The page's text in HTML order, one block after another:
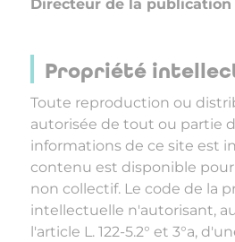
Directeur de la publication
Propriété
Toute reproduction ou
autorisée de tout ou partie
informations de ce site est
contenu est disponible
non collectif. Le code de la
intellectuelle n'autorisant,
l'article L. 122-5.2° et 3°a,